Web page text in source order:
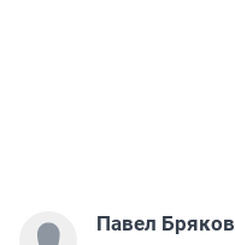
Павел Бряков